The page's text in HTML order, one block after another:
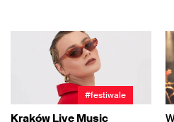
#festiwale
Kraków Live Music